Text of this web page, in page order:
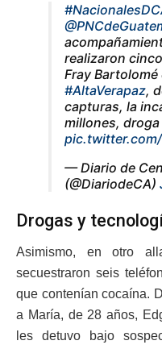
realizaron
Fray Bartolomé
#AltaVerapaz,
capturas, la
millones,
— Diario de
(@DiariodeCA)
Drogas y
Asimismo, en otro
secuestraron seis
que contenían cocaína.
a María, de 28 años,
les detuvo bajo